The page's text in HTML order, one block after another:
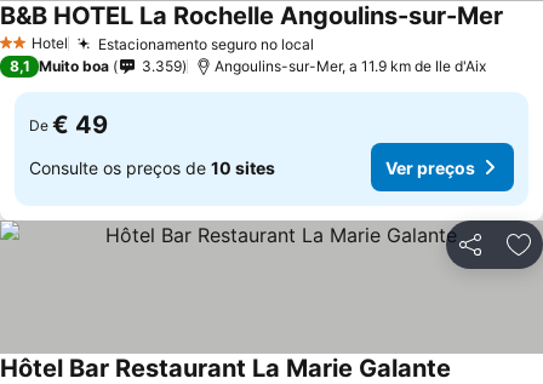
2 Estrelas
Hotel Estacionamento seguro no local
B&B HOTEL La Rochelle Angoulins-sur-Mer
8,1 Muito boa 3.359 Angoulins-sur-Mer, a 11.9 km de Ile d'Aix
De € 49
Consulte os preços de 10 sites Ver preços
Partilhar
Hôtel Bar Restaurant La Marie Galante